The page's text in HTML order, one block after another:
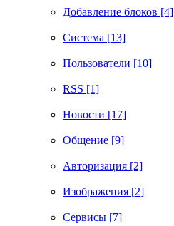
Добавление блоков [4]
Система [13]
Пользователи [10]
RSS [1]
Новости [17]
Общение [9]
Авторизация [2]
Изображения [2]
Сервисы [7]